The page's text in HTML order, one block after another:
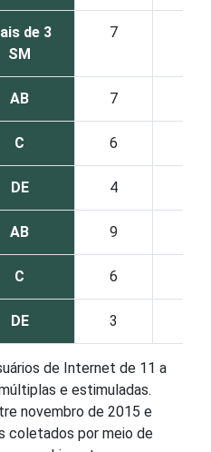
de 3
SM
7
AB 7
C 6
DE 4
AB 9
C 6
DE 3
de Internet de 11 a
e estimuladas.
novembro de 2015 e
coletados por meio de